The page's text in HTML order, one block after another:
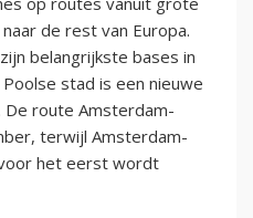
de rest van Europa.
belangrijkste bases in
stad is een nieuwe
De route Amsterdam-
terwijl Amsterdam-
het eerst wordt